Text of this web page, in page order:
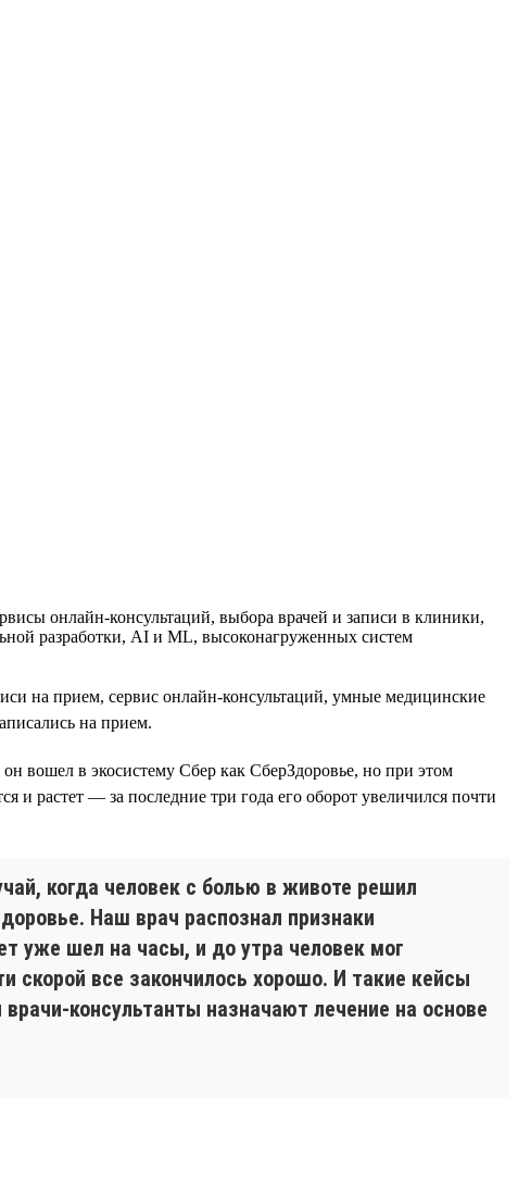
онлайн-консультаций, выбора врачей и записи в клиники,
разработки, AI и ML, высоконагруженных систем
на прием, сервис онлайн-консультаций, умные медицинские
на прием.
вошел в экосистему Сбер как СберЗдоровье, но при этом
и растет — за последние три года его оборот увеличился почти
когда человек с болью в животе решил
Наш врач распознал признаки
уже шел на часы, и до утра человек мог
скорой все закончилось хорошо. И такие кейсы
консультанты назначают лечение на основе